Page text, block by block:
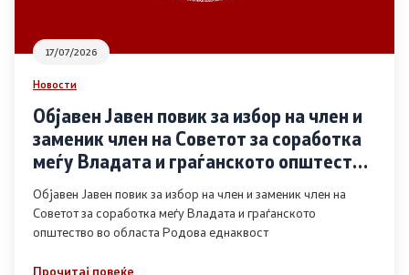
Дијалог меѓу Владата и граѓанскиот сектор
Отворени денови за иницијативи на граѓанските
организации
Финансиска поддршка
17/07/2026
Новости
Објавен Јавен повик за избор на член и
заменик член на Советот за соработка
меѓу Владата и граѓанското општество
во областа Родова еднаквост
Објавен Јавен повик за избор на член и заменик член на
Советот за соработка меѓу Владата и граѓанското
општество во областа Родова еднаквост
Прочитај повеќе